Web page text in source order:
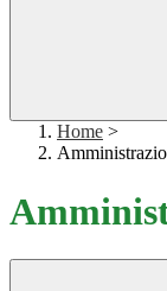
Home >